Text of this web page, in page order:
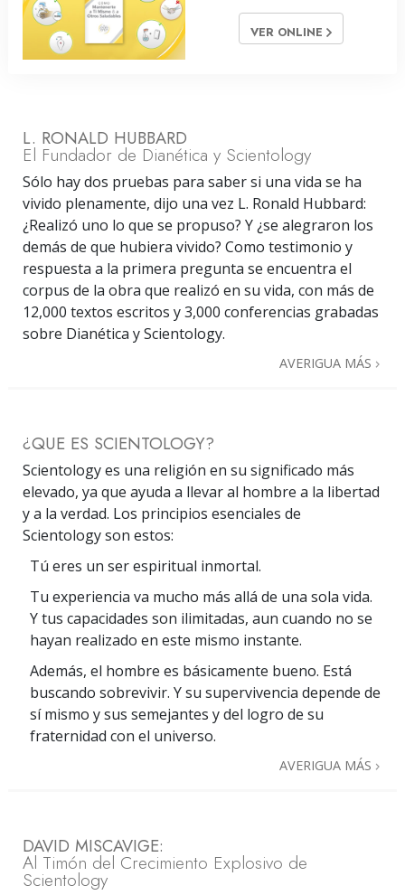
VER ONLINE
L. RONALD HUBBARD
El Fundador de Dianética y Scientology
Sólo hay dos pruebas para saber si una vida se ha
vivido plenamente, dijo una vez L. Ronald Hubbard:
¿Realizó uno lo que se propuso? Y ¿se alegraron los
demás de que hubiera vivido? Como testimonio y
respuesta a la primera pregunta se encuentra el
corpus de la obra que realizó en su vida, con más de
12,000 textos escritos y 3,000 conferencias grabadas
sobre Dianética y Scientology.
AVERIGUA MÁS
¿QUE ES SCIENTOLOGY?
Scientology es una religión en su significado más
elevado, ya que ayuda a llevar al hombre a la libertad
y a la verdad. Los principios esenciales de
Scientology son estos:
Tú eres un ser espiritual inmortal.
Tu experiencia va mucho más allá de una sola vida.
Y tus capacidades son ilimitadas, aun cuando no se
hayan realizado en este mismo instante.
Además, el hombre es básicamente bueno. Está
buscando sobrevivir. Y su supervivencia depende de
sí mismo y sus semejantes y del logro de su
fraternidad con el universo.
AVERIGUA MÁS
DAVID MISCAVIGE:
Al Timón del Crecimiento Explosivo de
Scientology